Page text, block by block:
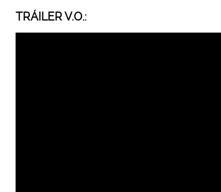
TRÁILER V.O.: